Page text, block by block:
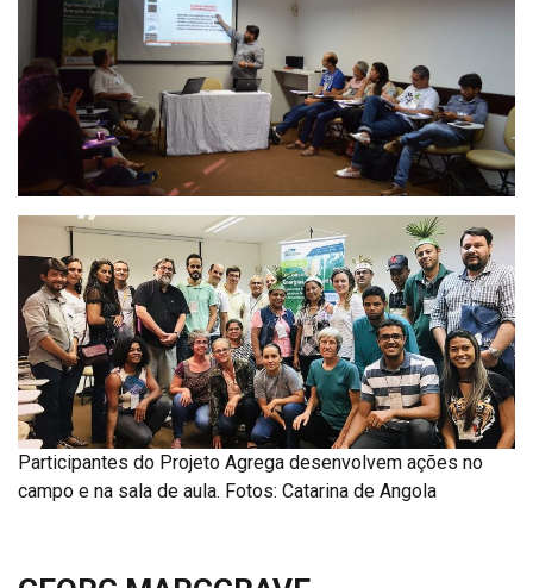
Participantes do Projeto Agrega desenvolvem ações no
campo e na sala de aula. Fotos: Catarina de Angola